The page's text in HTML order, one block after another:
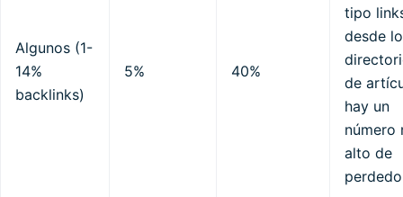
Algunos (1-
14%
backlinks)
5% 40%
tipo
desde
de
hay un
número
alto de